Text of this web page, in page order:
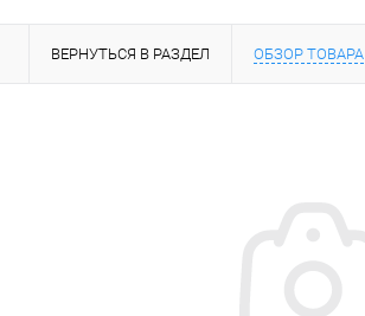
ВЕРНУТЬСЯ В РАЗДЕЛ ОБЗОР ТОВАРА